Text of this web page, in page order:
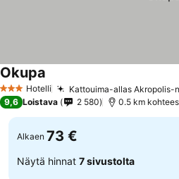
3 Tähtiluokitus
Hotelli Kattouima-allas Akropolis-
Okupa
9,6 Loistava 2 580 0.5 km
Alkaen 73 €
Näytä hinnat 7 sivustolta